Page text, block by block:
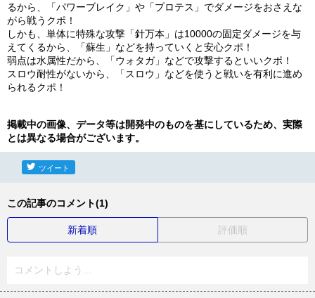
るから、「パワーブレイク」や「プロテス」でダメージをおさえな
がら戦うクポ！
しかも、単体に特殊な攻撃「針万本」は10000の固定ダメージを与
えてくるから、「蘇生」などを持っていくと安心クポ！
弱点は水属性だから、「ウォタガ」などで攻撃するといいクポ！
スロウ耐性がないから、「スロウ」などを使うと戦いを有利に進め
られるクポ！
掲載中の画像、データ等は開発中のものを基にしているため、実際
とは異なる場合がございます。
ツイート
この記事のコメント(1)
新着順 評価順
コメントしよう...